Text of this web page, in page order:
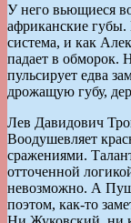
У него вьющиеся
африканские
система, и как
падает в обморок.
пульсирует едва
дрожащую губу,
Лев Давидович
Воодушевляет
сражениями.
отточенной
невозможно. А
поэтом, как-то